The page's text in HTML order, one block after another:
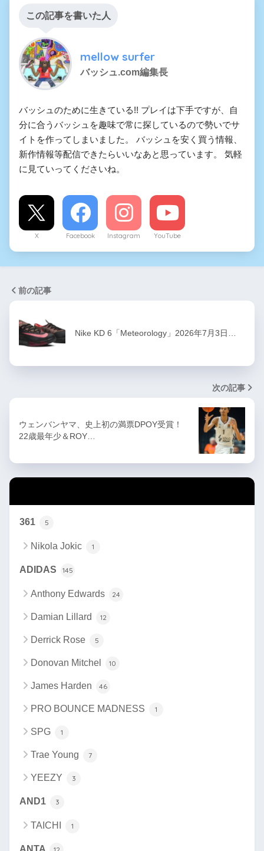
この記事を書いた人
mellow surfer
バッシュ.com編集長
バッシュのために生きている!! プレイは下手ですが、自
分に合うバッシュを趣味で常に探しているので勢いでサ
イトを作ってしまいました。 バッシュを安く買う情報、
新作情報等配信できたらいいなあと思っています。 気軽
に見ていってくださいね。
X Facebook Instagram YouTube
前の記事
Nike KD 6「Meteorology」2026年7月3日…
次の記事
ウェンバンヤマ、史上初の満票DPOY受賞！
22歳最年少＆ROY…
361 5
Nikola Jokic 1
ADIDAS 145
Anthony Edwards 24
Damian Lillard 12
Derrick Rose 5
Donovan Mitchel 10
James Harden 46
PRO BOUNCE MADNESS 1
SPG 1
Trae Young 7
YEEZY 3
AND1 3
TAICHI 1
ANTA